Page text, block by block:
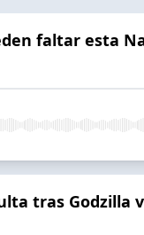
faltar esta
tras